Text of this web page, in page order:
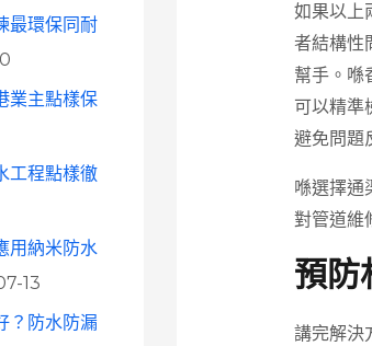
最環保同耐
業主點樣保
工程點樣徹
用納米防水
13
？防水防漏
如果以上
者結構性
幫手。喺
可以精準
避免問題
喺選擇通
對管道維
預防
講完解決